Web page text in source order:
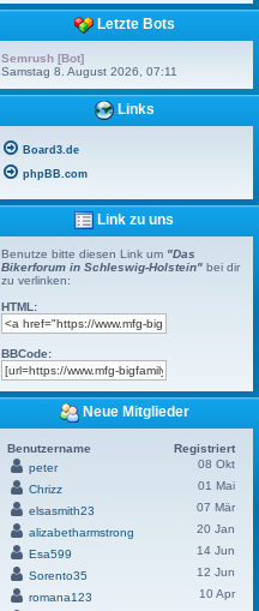
Letzte Bots
Semrush [Bot]
Samstag 8. August 2026, 07:11
Links
Board3.de
phpBB.com
Link zu uns
Benutze bitte diesen Link um "Das
Bikerforum in Schleswig-Holstein" bei dir
zu verlinken:
HTML:
BBCode:
Neue Mitglieder
Benutzername
Registriert
peter
08 Okt
Chrizz
01 Mai
elsasmith23
07 Mär
alizabetharmstrong
20 Jan
Esa599
14 Jun
Sorento35
12 Jun
romana123
10 Apr